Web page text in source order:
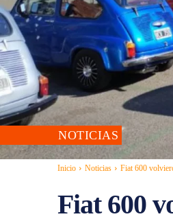
NOTICIAS
Inicio Noticias Fiat 600
Fiat 600